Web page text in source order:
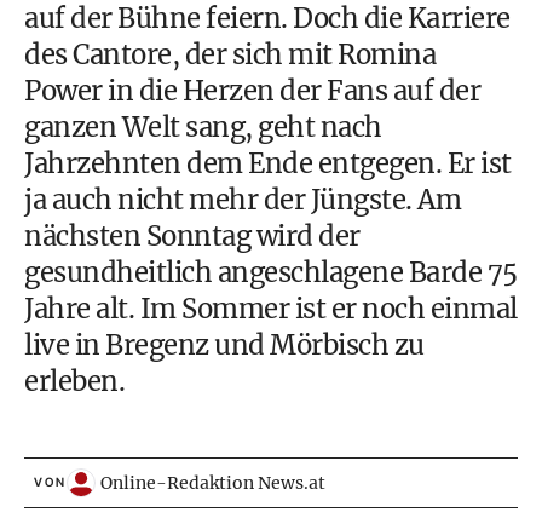
auf der Bühne feiern. Doch die Karriere
des Cantore, der sichmit Romina
Powerin die Herzen der Fans auf der
ganzen Welt sang, geht nach
Jahrzehnten dem Ende entgegen. Er ist
ja auch nicht mehr der Jüngste. Am
nächsten Sonntag wird der
gesundheitlich angeschlagene Barde 75
Jahre alt. Im Sommer ist er noch einmal
live in Bregenz und Mörbisch zu
erleben.
VON Online-Redaktion News.at